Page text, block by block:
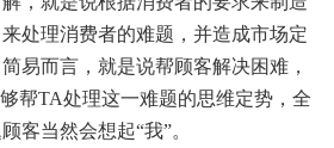
处理消费者的难题，并造成市场定
易而言，就是说帮顾客解决困难，
帮TA处理这一难题的思维定势，全
客当然会想起“我”。